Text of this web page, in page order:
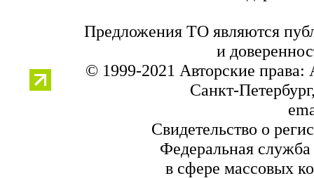
Предложения ТО являются
и
© 1999-2021 Авторские
Санкт-
Свидетельство о
Федеральная служба
в сфере массовых